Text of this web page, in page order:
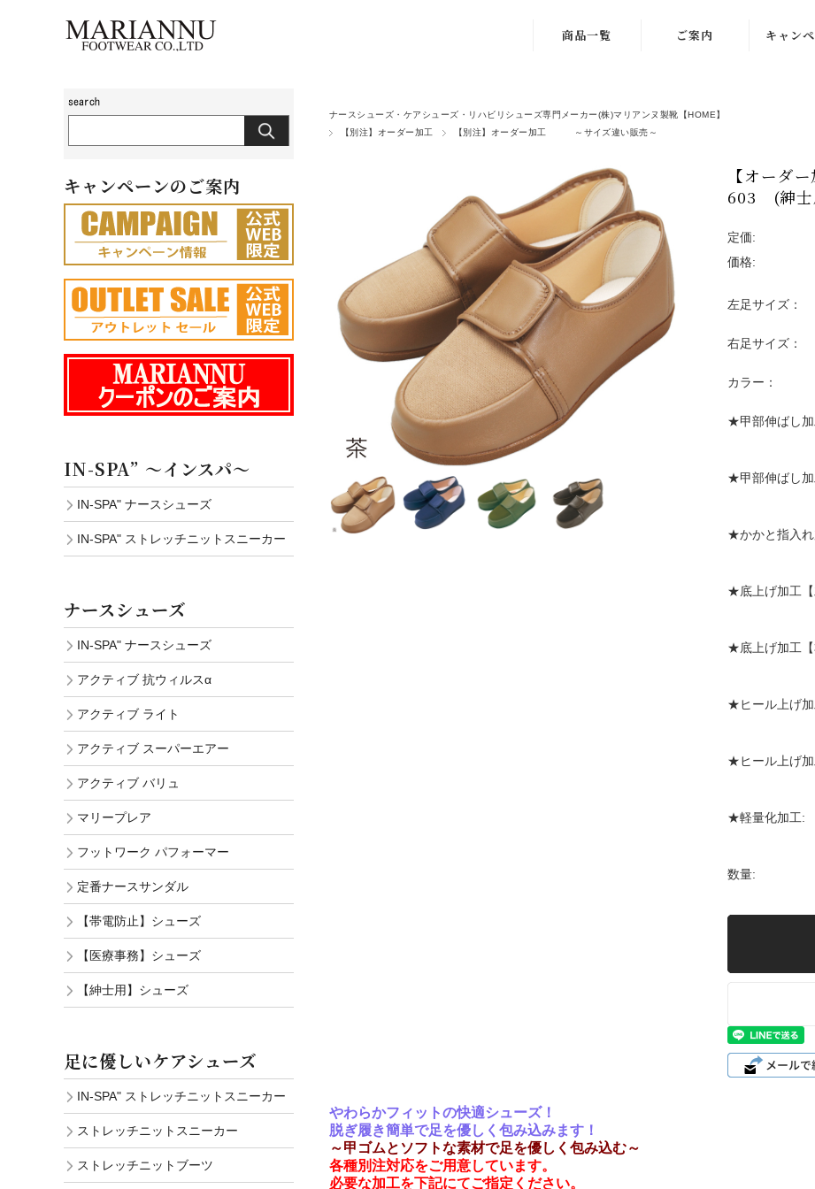
商品一覧
」
る「IN-SPA"ナ
ース」
足に優しいケア
シューズ
手を使わず履け
る「IN-SPA"ケ
ケアシューズ
「SaiSai
FootMechani
足に優しい介護
シューズ「足元
応援」
ご案内
ご利用案内
カタログ請求
WEBカタログ
新規会員登録
お問い合わせ
キャン
ナースシューズ・ケアシューズ・リハビリシューズ専門メーカー(株)マリアンヌ製靴【HOME】
【別注】オーダー加工
【別注】オーダー加工 ～サイズ違い販売～
【オーダ
603 (紳士
定価:
価格:
左足サイズ：
右足サイズ：
カラー：
★甲部伸ばし
★甲部伸ばし
★かかと指入れ
★底上げ加工【
★底上げ加工【
★ヒール上げ
★ヒール上げ
★軽量化加工:
数量:
やわらかフィットの快適シューズ！
脱ぎ履き簡単で足を優しく包み込みます！
～甲ゴムとソフトな素材で足を優しく包み込む～
各種別注対応をご用意しています。
必要な加工を下記にてご指定ください。
キャンペーンのご案内
IN-SPA” ～インスパ～
IN-SPA" ナースシューズ
IN-SPA" ストレッチニットスニーカー
ナースシューズ
IN-SPA" ナースシューズ
アクティブ 抗ウィルスα
アクティブ ライト
アクティブ スーパーエアー
アクティブ バリュ
マリープレア
フットワーク パフォーマー
定番ナースサンダル
【帯電防止】シューズ
【医療事務】シューズ
【紳士用】シューズ
足に優しいケアシューズ
IN-SPA" ストレッチニットスニーカー
ストレッチニットスニーカー
ストレッチニットブーツ